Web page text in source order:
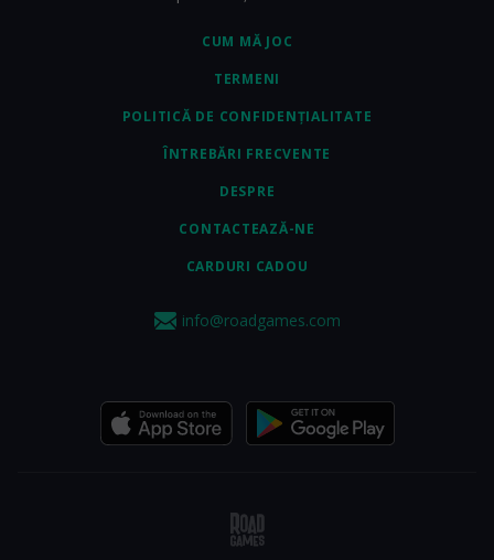
CUM MĂ JOC
TERMENI
POLITICĂ DE CONFIDENȚIALITATE
ÎNTREBĂRI FRECVENTE
DESPRE
CONTACTEAZĂ-NE
CARDURI CADOU
info@roadgames.com